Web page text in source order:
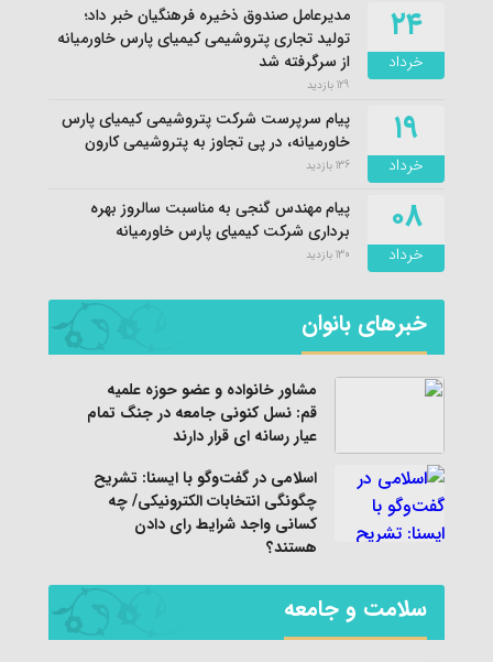
۲۴
خرداد
مدیرعامل صندوق ذخیره فرهنگیان خبر داد؛
تولید تجاری پتروشیمی کیمیای پارس خاورمیانه
از سرگرفته شد
129 بازدید
۱۹
خرداد
پیام سرپرست شرکت پتروشیمی کیمیای پارس
خاورمیانه، در پی تجاوز به پتروشیمی کارون
136 بازدید
۰۸
خرداد
پیام مهندس گنجی به مناسبت سالروز بهره
برداری شرکت کیمیای پارس خاورمیانه
130 بازدید
خبرهای بانوان
مشاور خانواده و عضو حوزه علمیه
قم: نسل کنونی جامعه در جنگ تمام
عیار رسانه ای قرار دارند
اسلامی در گفت‌وگو با ایسنا: تشریح
چگونگی انتخابات الکترونیکی/ چه
کسانی واجد شرایط رای دادن
هستند؟
سلامت و جامعه